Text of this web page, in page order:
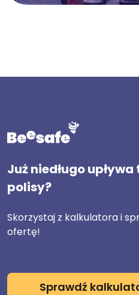
Już niedługo
polisy?
Skorzystaj z kalkulatora i
ofertę!
Sprawdź